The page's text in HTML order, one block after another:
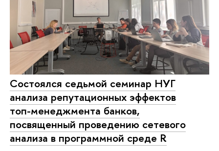
Состоялся седьмой семинар НУГ
анализа репутационных эффектов
топ-менеджмента банков,
посвященный проведению сетевого
анализа в программной среде R